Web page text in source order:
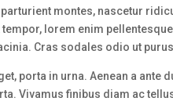
montes, nascetur
lorem enim
Cras sodales odio ut
porta in urna. Aenean a
Vivamus finibus diam ac